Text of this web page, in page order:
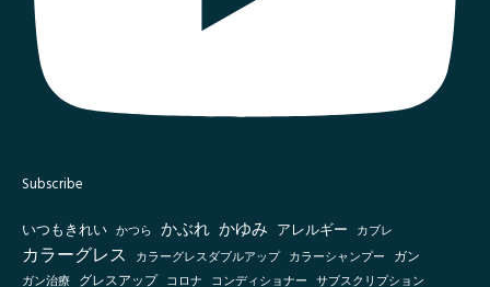
Subscribe
いつもきれい かつら かぶれ かゆみ アレルギー カブレ
カラーグレス カラーグレスダブルアップ カラーシャンプー ガン
ガン治療 グレスアップ コロナ コンディショナー サブスクリプション